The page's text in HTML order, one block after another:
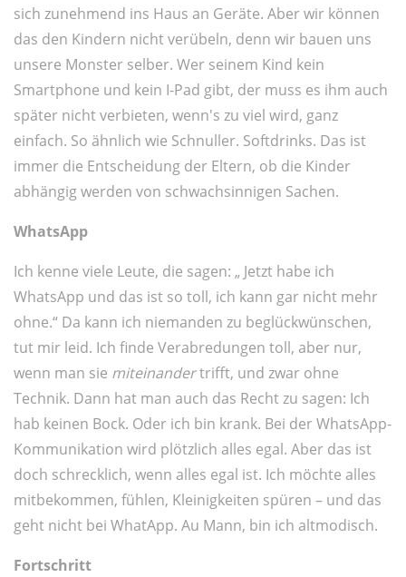
sich zunehmend ins Haus an Geräte. Aber wir können
das den Kindern nicht verübeln, denn wir bauen uns
unsere Monster selber. Wer seinem Kind kein
Smartphone und kein I-Pad gibt, der muss es ihm auch
später nicht verbieten, wenn's zu viel wird, ganz
einfach. So ähnlich wie Schnuller. Softdrinks. Das ist
immer die Entscheidung der Eltern, ob die Kinder
abhängig werden von schwachsinnigen Sachen.
WhatsApp
Ich kenne viele Leute, die sagen: „ Jetzt habe ich
WhatsApp und das ist so toll, ich kann gar nicht mehr
ohne.“ Da kann ich niemanden zu beglückwünschen,
tut mir leid. Ich finde Verabredungen toll, aber nur,
wenn man sie miteinandertrifft, und zwar ohne
Technik. Dann hat man auch das Recht zu sagen: Ich
hab keinen Bock. Oder ich bin krank. Bei der WhatsApp-
Kommunikation wird plötzlich alles egal. Aber das ist
doch schrecklich, wenn alles egal ist. Ich möchte alles
mitbekommen, fühlen, Kleinigkeiten spüren – und das
geht nicht bei WhatApp. Au Mann, bin ich altmodisch.
Fortschritt